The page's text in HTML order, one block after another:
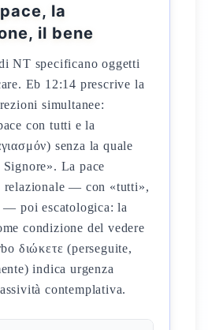
la
il bene
NT specificano oggetti
Eb 12:14 prescrive la
simultanee:
con tutti e la
senza la quale
La pace
relazionale — con «tutti»,
— poi escatologica: la
condizione del vedere
διώκετε (perseguite,
indica urgenza
contemplativa.